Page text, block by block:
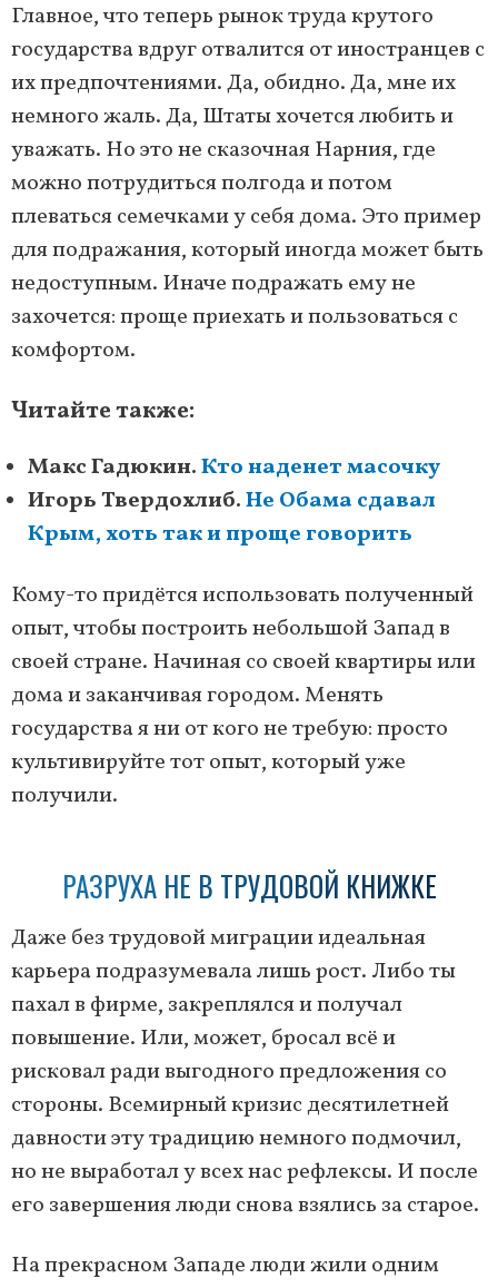
Главное, что теперь рынок труда крутого
государства вдруг отвалится от иностранцев с
их предпочтениями. Да, обидно. Да, мне их
немного жаль. Да, Штаты хочется любить и
уважать. Но это не сказочная Нарния, где
можно потрудиться полгода и потом
плеваться семечками у себя дома. Это пример
для подражания, который иногда может быть
недоступным. Иначе подражать ему не
захочется: проще приехать и пользоваться с
комфортом.
Читайте также:
Макс Гадюкин.Кто наденет масочку
Игорь Твердохлиб.Не Обама сдавал
Крым, хоть так и проще говорить
Кому-то придётся использовать полученный
опыт, чтобы построить небольшой Запад в
своей стране. Начиная со своей квартиры или
дома и заканчивая городом. Менять
государства я ни от кого не требую: просто
культивируйте тот опыт, который уже
получили.
РАЗРУХА НЕ В ТРУДОВОЙ КНИЖКЕ
Даже без трудовой миграции идеальная
карьера подразумевала лишь рост. Либо ты
пахал в фирме, закреплялся и получал
повышение. Или, может, бросал всё и
рисковал ради выгодного предложения со
стороны. Всемирный кризис десятилетней
давности эту традицию немного подмочил,
но не выработал у всех нас рефлексы. И после
его завершения люди снова взялись за старое.
На прекрасном Западе люди жили одним